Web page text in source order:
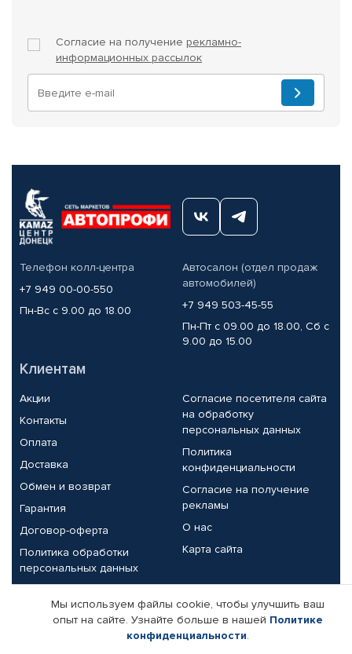
Согласие на получение рекламно-
информационных рассылок
Телефон колл-центра
+7 949 00-00-550
Пн-Вс с 9.00 до 18.00
Автосалон (отдел продаж
автомобилей)
+7 949 503-45-55
Пн-Пт с 09.00 до 18.00, Сб с
9.00 до 15.00
Клиентам
Акции
Контакты
Оплата
Доставка
Обмен и возврат
Гарантия
Договор-оферта
Политика обработки
персональных данных
Согласие посетителя сайта
на обработку
персональных данных
Политика
конфиденциальности
Согласие на получение
рекламы
О нас
Карта сайта
Партнерам
Корпоративным клиентам
Реквизиты компании
Мы используем файлы cookie, чтобы улучшить ваш
опыт на сайте. Узнайте больше в нашей Политике
конфиденциальности.